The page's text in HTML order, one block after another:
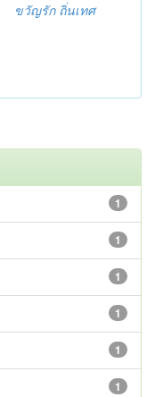
ขวัญรัก ถิ่นเทศ
1
1
1
1
1
1